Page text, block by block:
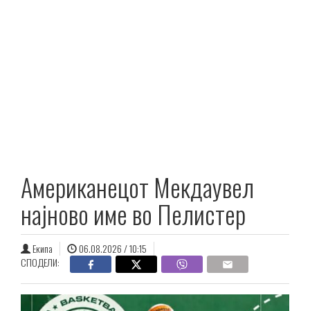
Американецот Мекдаувел
најново име во Пелистер
Екипа
06.08.2026 / 10:15
СПОДЕЛИ: